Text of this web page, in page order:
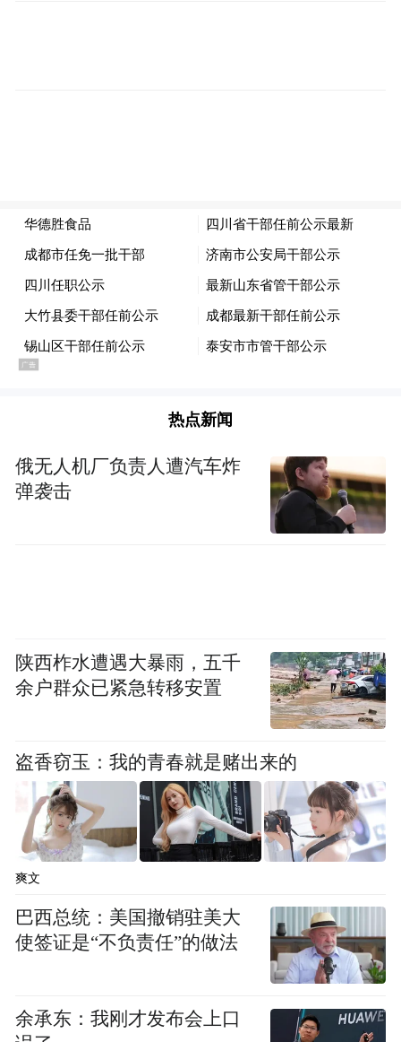
热点新闻
俄无人机厂负责人遭汽车炸
弹袭击
陕西柞水遭遇大暴雨，五千
余户群众已紧急转移安置
盗香窃玉：我的青春就是赌出来的
爽文
巴西总统：美国撤销驻美大
使签证是“不负责任”的做法
余承东：我刚才发布会上口